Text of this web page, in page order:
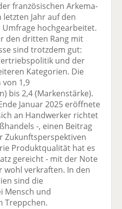
französischen Arkema-
Jahr auf den
hochgearbeitet.
den dritten Rang mit
sind trotzdem gut:
und der
Kategorien. Die
1,9
bis 2,4 (Markenstärke).
Januar 2025 eröffnete
an Handwerker richtet
-, einen Beitrag
Zukunftsperspektiven
Produktqualität hat es
gereicht - mit der Note
wohl verkraften. In den
sind die
Mensch und
Treppchen.